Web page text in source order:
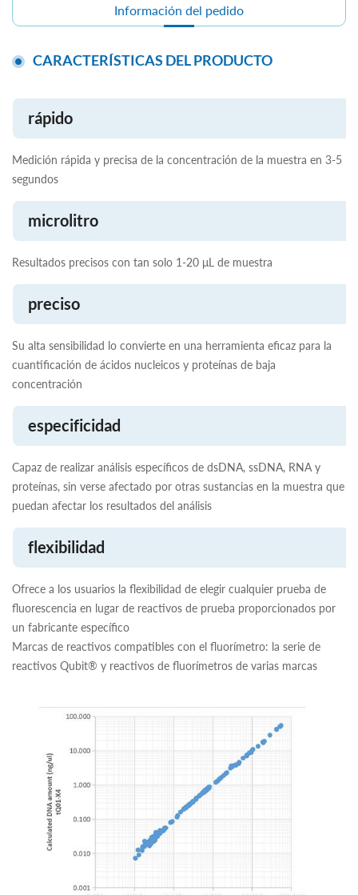
Información del pedido
CARACTERÍSTICAS DEL PRODUCTO
rápido
Medición rápida y precisa de la concentración de la muestra en 3-5
segundos
microlitro
Resultados precisos con tan solo 1-20 μL de muestra
preciso
Su alta sensibilidad lo convierte en una herramienta eficaz para la
cuantificación de ácidos nucleicos y proteínas de baja
concentración
especificidad
Capaz de realizar análisis específicos de dsDNA, ssDNA, RNA y
proteínas, sin verse afectado por otras sustancias en la muestra que
puedan afectar los resultados del análisis
flexibilidad
Ofrece a los usuarios la flexibilidad de elegir cualquier prueba de
fluorescencia en lugar de reactivos de prueba proporcionados por
un fabricante específico
Marcas de reactivos compatibles con el fluorímetro: la serie de
reactivos Qubit® y reactivos de fluorímetros de varias marcas